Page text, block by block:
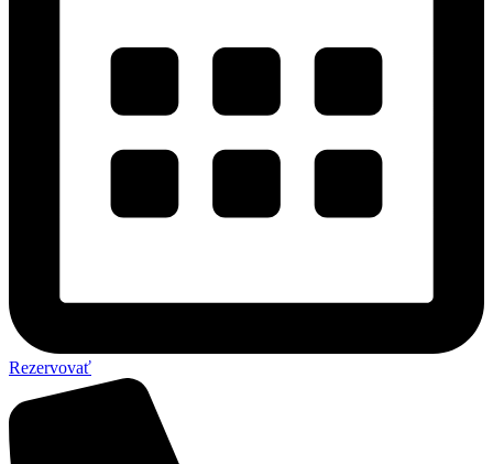
Rezervovať